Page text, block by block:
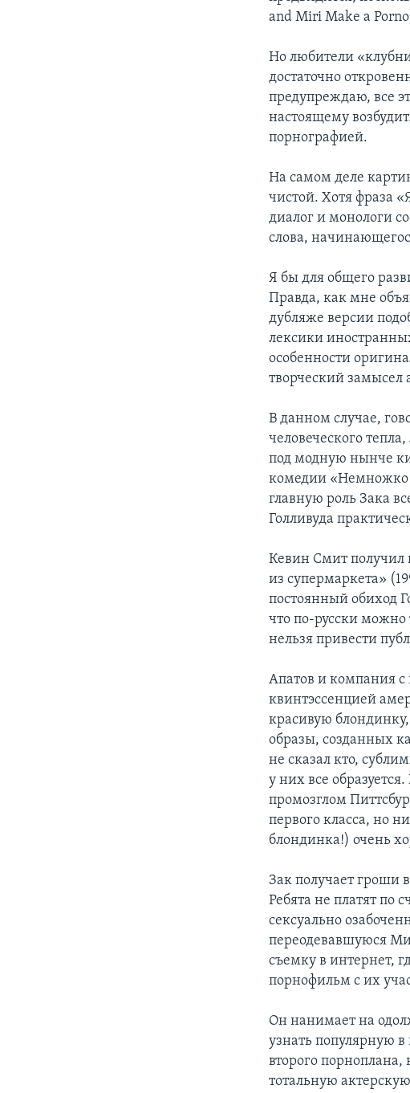
and Miri Make a
Но любители
достаточно
предупреждаю, все
настоящему
порнографией.
На самом деле
чистой. Хотя фраза
диалог и монологи
слова,
Я бы для общего
Правда, как мне
дубляже версии
лексики
особенности
творческий замысел
В данном случае,
человеческого
под модную нынче
комедии «Немножко
главную роль Зака
Голливуда
Кевин Смит получил
из супермаркета»
постоянный обиход
что по-русски можно
нельзя привести
Апатов и компания
квинтэссенцией
красивую
образы, созданных
не сказал кто,
у них все
промозглом
первого класса, но
блондинка!) очень
Зак получает гроши
Ребята не платят по
сексуально
переодевавшуюся
съемку в интернет,
порнофильм с их
Он нанимает на
узнать популярную
второго
тотальную